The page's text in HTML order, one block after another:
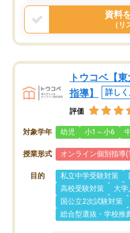
資料
（リ
トウコベ【
指導】
詳し
評価
対象学年 幼児 小1～小6
授業形式 オンライン個別指導
目的 私立中学受験対策
高校受験対策
大
国公立2次試験対策
総合型選抜・学校推